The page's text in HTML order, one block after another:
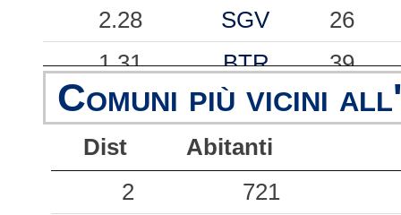
2.28
SGV
26
1.31
BTR
39
1.25
SLL
49
0.73
CRN
0.72
KRT
Comuni più vicini
Dist
Abitanti
2
721